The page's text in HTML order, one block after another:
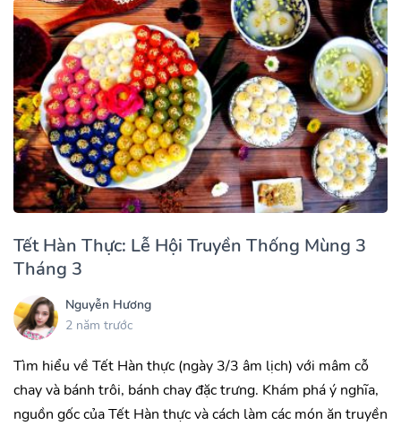
Tết Hàn Thực: Lễ Hội Truyền Thống Mùng 3
Tháng 3
Nguyễn Hương
2 năm trước
Tìm hiểu về Tết Hàn thực (ngày 3/3 âm lịch) với mâm cỗ
chay và bánh trôi, bánh chay đặc trưng. Khám phá ý nghĩa,
nguồn gốc của Tết Hàn thực và cách làm các món ăn truyền